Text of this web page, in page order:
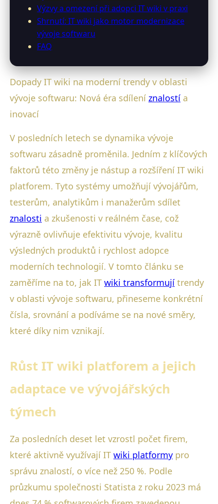
Výzvy a omezení při adopci IT wiki v praxi
Shrnutí: IT wiki jako motor modernizace
vývoje softwaru
FAQ
Dopady IT wiki na moderní trendy v oblasti
vývoje softwaru: Nová éra sdílení znalostí a
inovací
V posledních letech se dynamika vývoje
softwaru zásadně proměnila. Jedním z klíčových
faktorů této změny je nástup a rozšíření IT wiki
platforem. Tyto systémy umožňují vývojářům,
testerům, analytikům i manažerům sdílet
znalosti a zkušenosti v reálném čase, což
výrazně ovlivňuje efektivitu vývoje, kvalitu
výsledných produktů i rychlost adopce
moderních technologií. V tomto článku se
zaměříme na to, jak IT wiki transformují trendy
v oblasti vývoje softwaru, přineseme konkrétní
čísla, srovnání a podíváme se na nové směry,
které díky nim vznikají.
Růst IT wiki platforem a jejich
adaptace ve vývojářských
týmech
Za posledních deset let vzrostl počet firem,
které aktivně využívají IT wiki platformy pro
správu znalostí, o více než 250 %. Podle
průzkumu společnosti Statista z roku 2023 má